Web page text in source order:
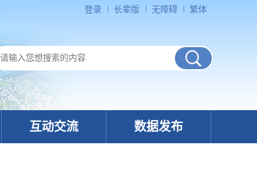
登录 长辈版 无障碍 繁体
互动交流 数据发布